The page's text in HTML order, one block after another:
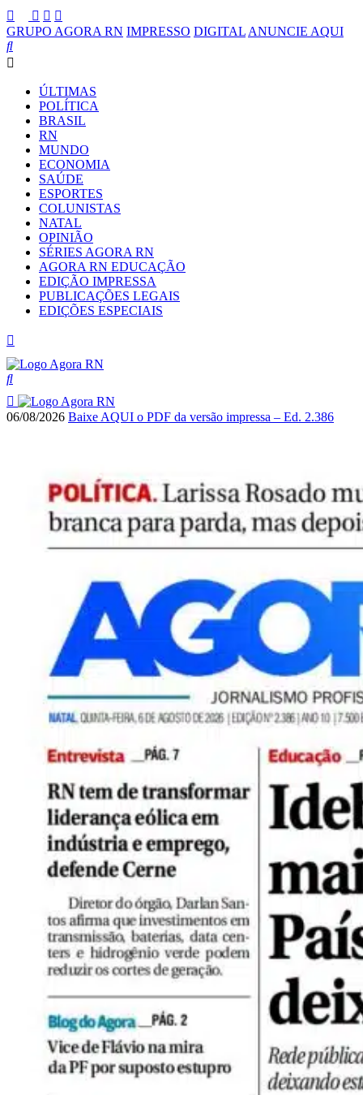
GRUPO AGORA RN IMPRESSO DIGITAL ANUNCIE AQUI
ÚLTIMAS
POLÍTICA
BRASIL
RN
MUNDO
ECONOMIA
SAÚDE
ESPORTES
COLUNISTAS
NATAL
OPINIÃO
SÉRIES AGORA RN
AGORA RN EDUCAÇÃO
EDIÇÃO IMPRESSA
PUBLICAÇÕES LEGAIS
EDIÇÕES ESPECIAIS
06/08/2026 Baixe AQUI o PDF da versão impressa – Ed. 2.386